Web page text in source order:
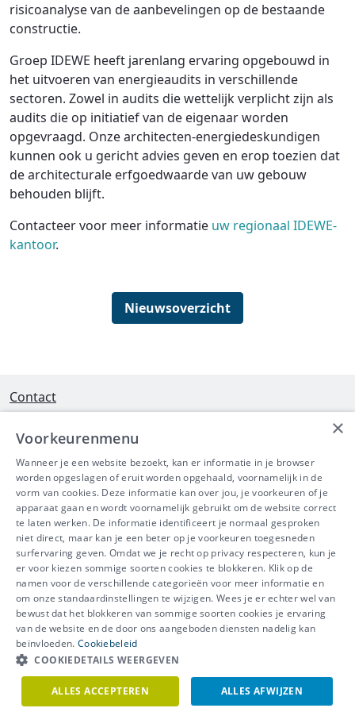
risicoanalyse van de aanbevelingen op de bestaande
constructie.
Groep IDEWE heeft jarenlang ervaring opgebouwd in
het uitvoeren van energieaudits in verschillende
sectoren. Zowel in audits die wettelijk verplicht zijn als
audits die op initiatief van de eigenaar worden
opgevraagd. Onze architecten-energiedeskundigen
kunnen ook u gericht advies geven en erop toezien dat
de architecturale erfgoedwaarde van uw gebouw
behouden blijft.
Contacteer voor meer informatie uw regionaal IDEWE-
kantoor.
Nieuwsoverzicht
Contact
Interleuvenlaan 58 - 3001 Heverlee
Tel 016/390490
info@ibeve.be
Ondernemingsnummer: 0436 612 044
IBEVE maakt deel uit van Groep
IDEWE
Disclaimer-Privacy-Cookiebeleid
Meer vragen? Neem
meteen contact op.
×
Voorkeurenmenu
Wanneer je een website bezoekt, kan er informatie in je browser
worden opgeslagen of eruit worden opgehaald, voornamelijk in de
vorm van cookies. Deze informatie kan over jou, je voorkeuren of je
apparaat gaan en wordt voornamelijk gebruikt om de website correct
te laten werken. De informatie identificeert je normaal gesproken
niet direct, maar kan je een beter op je voorkeuren toegesneden
surfervaring geven. Omdat we je recht op privacy respecteren, kun je
er voor kiezen sommige soorten cookies te blokkeren. Klik op de
namen voor de verschillende categorieën voor meer informatie en
om onze standaardinstellingen te wijzigen. Wees je er echter wel van
bewust dat het blokkeren van sommige soorten cookies je ervaring
van de website en de door ons aangeboden diensten nadelig kan
beïnvloeden. Cookiebeleid
COOKIEDETAILS WEERGEVEN
ALLES ACCEPTEREN ALLES AFWIJZEN